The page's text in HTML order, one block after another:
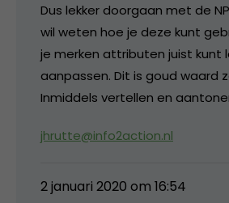
Dus lekker doorgaan met de
wil weten hoe je deze kunt
je merken attributen juist kunt
aanpassen. Dit is goud waard
Inmiddels vertellen en
jhrutte@info2action.nl
2 januari 2020 om 16:54